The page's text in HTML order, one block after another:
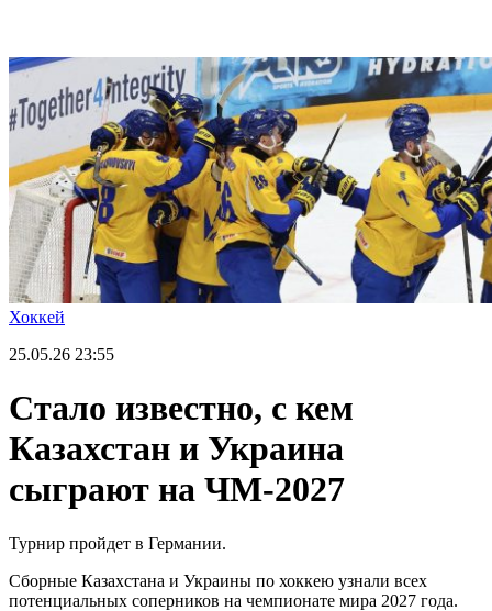
Хоккей
25.05.26 23:55
Стало известно, с кем
Казахстан и Украина
сыграют на ЧМ-2027
Турнир пройдет в Германии.
Сборные Казахстана и Украины по хоккею узнали всех
потенциальных соперников на чемпионате мира 2027 года.